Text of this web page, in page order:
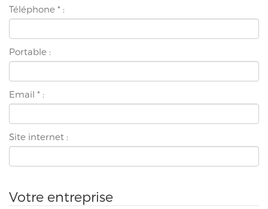
Téléphone * :
Portable :
Email * :
Site internet :
Votre entreprise